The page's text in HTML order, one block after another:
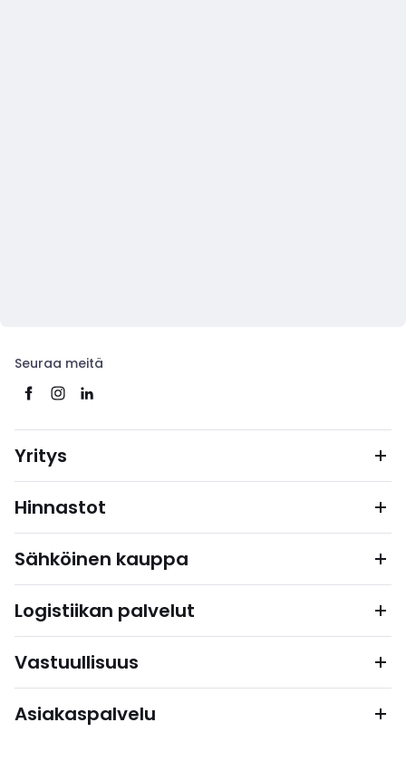
Seuraa meitä
Yritys
Hinnastot
Sähköinen kauppa
Logistiikan palvelut
Vastuullisuus
Asiakaspalvelu